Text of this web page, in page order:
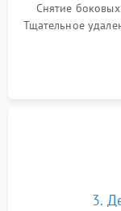
Снятие
Тщательное
очесов из
кистей,
3.